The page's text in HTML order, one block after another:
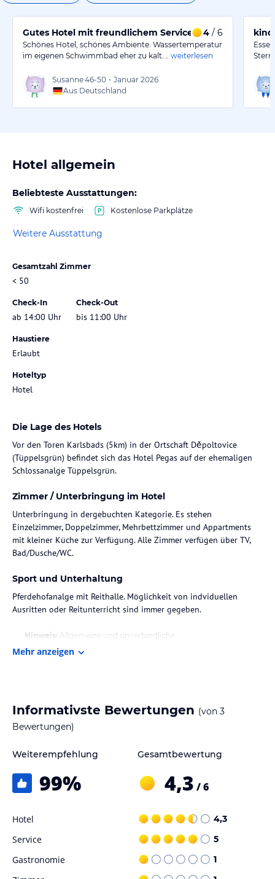
Gutes Hotel mit freundlichem Service und Raum zum
4 / 6
Schönes Hotel, schönes Ambiente. Wassertemperatur
im eigenen Schwimmbad eher zu kalt.…
weiterlesen
Susanne46-50 • Januar 2026
Aus Deutschland
Hotel allgemein
Beliebteste Ausstattungen:
Wifi kostenfrei Kostenlose Parkplätze
Weitere Ausstattung
Gesamtzahl Zimmer
< 50
Check-In
ab 14:00 Uhr
Check-Out
bis 11:00 Uhr
Haustiere
Erlaubt
Hoteltyp
Hotel
Die Lage des Hotels
Vor den Toren Karlsbads (5km) in der Ortschaft Děpoltovice
(Tüppelsgrün) befindet sich das Hotel Pegas auf der ehemaligen
Schlossanalge Tüppelsgrün.
Zimmer / Unterbringung im Hotel
Unterbringung in dergebuchten Kategorie. Es stehen
Einzelzimmer, Doppelzimmer, Mehrbettzimmer und Appartments
mit kleiner Küche zur Verfügung. Alle Zimmer verfügen über TV,
Bad/Dusche/WC.
Sport und Unterhaltung
Pferdehofanalge mit Reithalle. Möglichkeit von indviduellen
Ausritten oder Reitunterricht sind immer gegeben.
Hinweis: Allgemeine und unverbindliche
Hoteliers-/Veranstalter-/Kataloginformationen. Alle Angaben
ohne Gewähr und ohne Prüfung durch HolidayCheck. Bitte
Mehr anzeigen
Informativste Bewertungen (von 3
Bewertungen)
Weiterempfehlung
99%
Gesamtbewertung
4,3 / 6
Hotel 4,3
Service 5
Gastronomie 1